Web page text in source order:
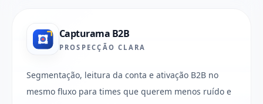
Capturama B2B
PROSPECÇÃO CLARA
Segmentação, leitura da conta e ativação B2B no
mesmo fluxo para times que querem menos ruído e